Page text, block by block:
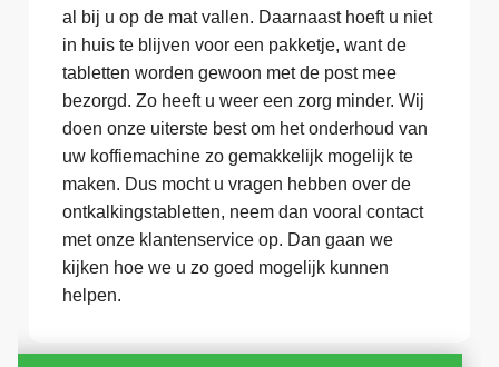
al bij u op de mat vallen. Daarnaast hoeft u niet
in huis te blijven voor een pakketje, want de
tabletten worden gewoon met de post mee
bezorgd. Zo heeft u weer een zorg minder. Wij
doen onze uiterste best om het onderhoud van
uw koffiemachine zo gemakkelijk mogelijk te
maken. Dus mocht u vragen hebben over de
ontkalkingstabletten, neem dan vooral contact
met onze klantenservice op. Dan gaan we
kijken hoe we u zo goed mogelijk kunnen
helpen.